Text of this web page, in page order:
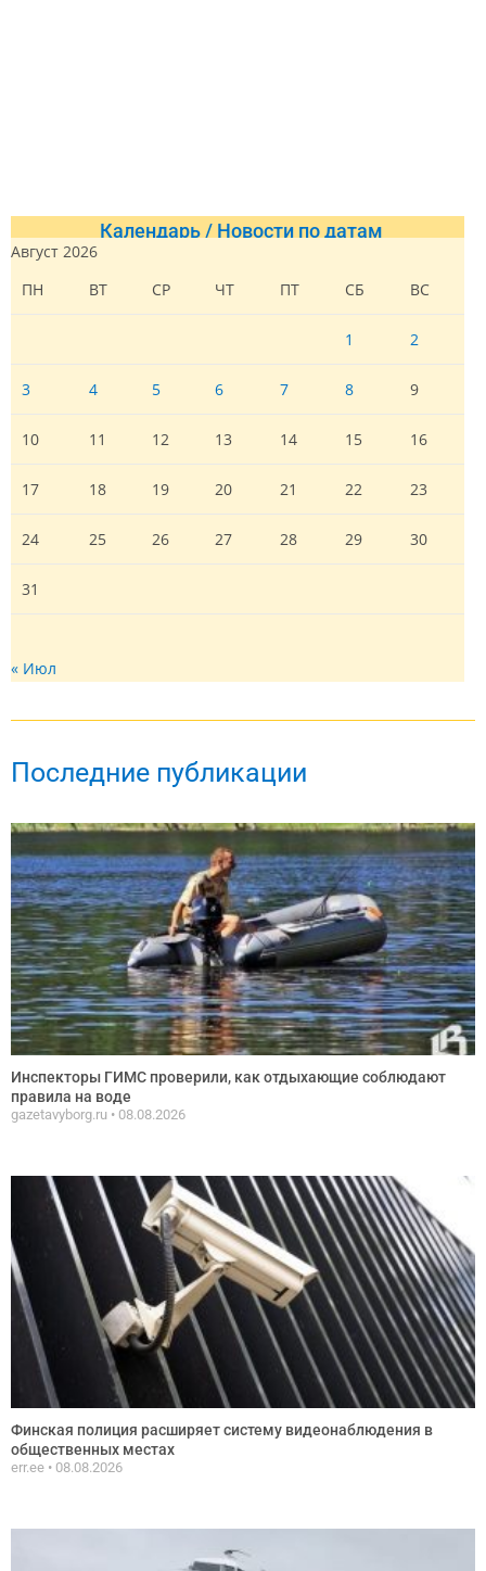
Календарь / Новости по датам
Август 2026
ПН
ВТ СР ЧТ ПТ СБ ВС
1 2
3 4 5 6 7 8 9
10 11 12 13 14 15 16
17 18 19 20 21 22 23
24 25 26 27 28 29 30
31
« Июл
Последние публикации
Инспекторы ГИМС проверили, как отдыхающие соблюдают
правила на воде
gazetavyborg.ru 08.08.2026
Финская полиция расширяет систему видеонаблюдения в
общественных местах
err.ee 08.08.2026